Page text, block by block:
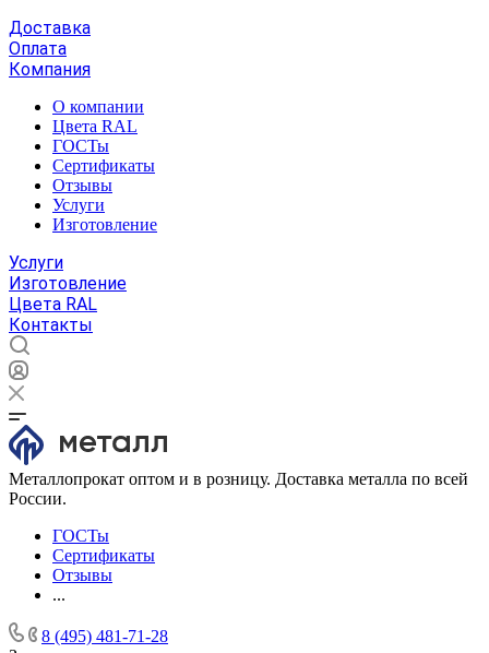
Доставка
Оплата
Компания
О компании
Цвета RAL
ГОСТы
Сертификаты
Отзывы
Услуги
Изготовление
Услуги
Изготовление
Цвета RAL
Контакты
Металлопрокат оптом и в розницу. Доставка металла по всей
России.
ГОСТы
Сертификаты
Отзывы
...
8 (495) 481-71-28